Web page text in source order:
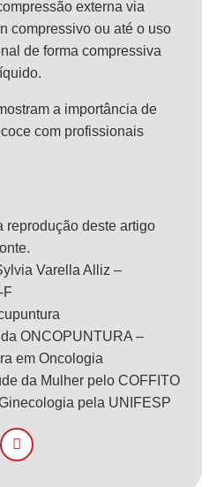
externa via
compressivo ou até o uso
de forma compressiva
a importância de
com profissionais
reprodução deste artigo
Varella Alliz –
F
ONCOPUNTURA –
em Oncologia
da Mulher pelo COFFITO
pela UNIFESP